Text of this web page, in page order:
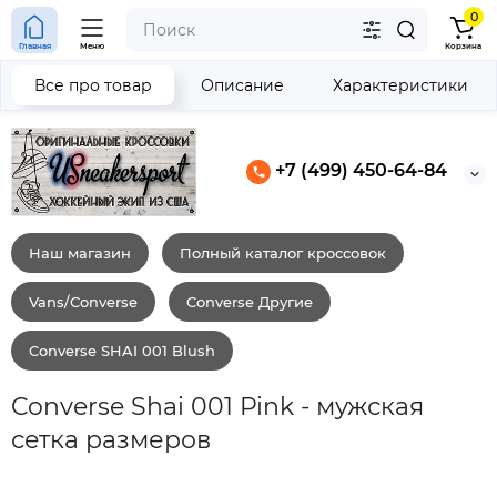
+7 (499) 450-64-84
Главная Меню
0
Корзина
Наш магазин Полный каталог кроссовок
Vans/Converse Converse Другие
Converse SHAI 001 Blush
Converse Shai 001 Pink - мужская
сетка размеров
Все про товар Описание Характеристики